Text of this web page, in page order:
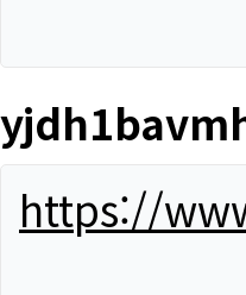
https://